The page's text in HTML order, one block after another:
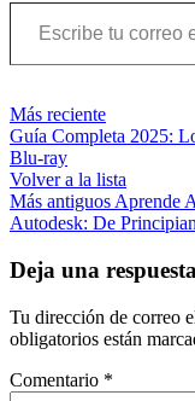
Más reciente
Guía Completa 2025:
Blu-ray
Volver a la lista
Más antiguos Aprende
Autodesk: De
Deja una respuesta
Tu dirección de correo
obligatorios están
Comentario *